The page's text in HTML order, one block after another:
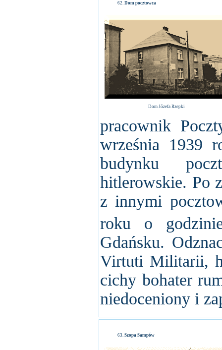
Dom pocztowca
Dom Józefa Rzepki
pracownik
września 1939
budynku
hitlerowskie. Po
z innymi
roku o
Gdańsku.
Virtuti Militarii,
cichy bohater
niedoceniony i
Szopa Sampów